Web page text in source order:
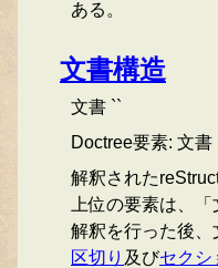
ある。
文書構造
文書 ``
Doctree要素: 文書
解釈された
上位の要素は、
解釈を行った後、
区切り 及びセクシ